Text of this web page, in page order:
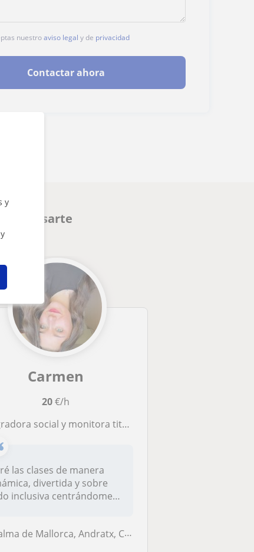
y
y
nuestroaviso legal y de privacidad
Contactar ahora
interesarte
Carmen
20€/h
y monitora titulada y estudiante Pedagogia y psicología. Experiencia en idiomas, motricidad y especial
las clases de manera
divertida y sobre
inclusiva centrándome
de Mallorca, Andratx, Calvià